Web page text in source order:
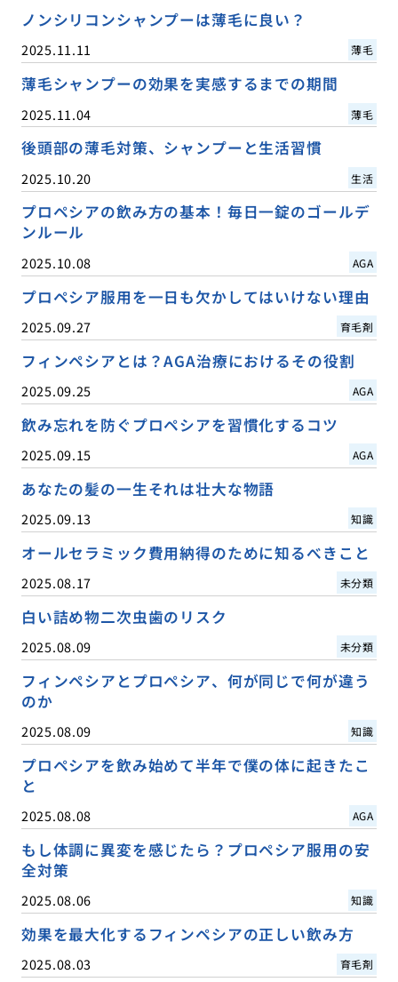
ノンシリコンシャンプーは薄毛に良い？
2025.11.11 薄毛
薄毛シャンプーの効果を実感するまでの期間
2025.11.04 薄毛
後頭部の薄毛対策、シャンプーと生活習慣
2025.10.20 生活
プロペシアの飲み方の基本！毎日一錠のゴールデ
ンルール
2025.10.08 AGA
プロペシア服用を一日も欠かしてはいけない理由
2025.09.27 育毛剤
フィンペシアとは？AGA治療におけるその役割
2025.09.25 AGA
飲み忘れを防ぐプロペシアを習慣化するコツ
2025.09.15 AGA
あなたの髪の一生それは壮大な物語
2025.09.13 知識
オールセラミック費用納得のために知るべきこと
2025.08.17 未分類
白い詰め物二次虫歯のリスク
2025.08.09 未分類
フィンペシアとプロペシア、何が同じで何が違う
のか
2025.08.09 知識
プロペシアを飲み始めて半年で僕の体に起きたこ
と
2025.08.08 AGA
もし体調に異変を感じたら？プロペシア服用の安
全対策
2025.08.06 知識
効果を最大化するフィンペシアの正しい飲み方
2025.08.03 育毛剤